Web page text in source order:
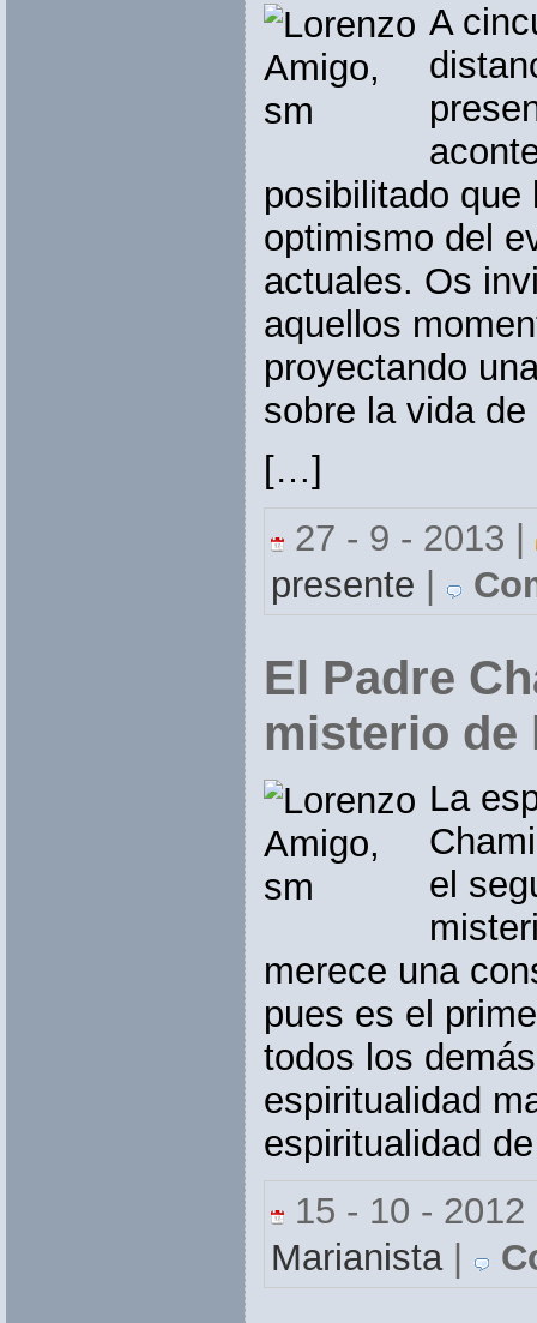
A
posibilitado
optimismo del
actuales. Os
aquellos
proyectando
sobre la vida
[…]
27 - 9 - 2013 |
presente
El Padre
misterio de
La
el
merece una
pues es el
todos los
espiritualidad
espiritualidad
15 - 10 -
Marianista|